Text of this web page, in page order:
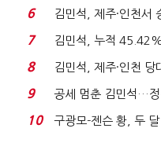
주 최고위원 계파 다...
6
김민석, 제주·인천서
'1위 탈환'(종합)...
7
김민석, 누적
청래와 격차
8
김민석, 제주·인천 당
위'(1보)...
9
공세 멈춘 김민석…정
가 수습"
10
구광모-젠슨 황, 두